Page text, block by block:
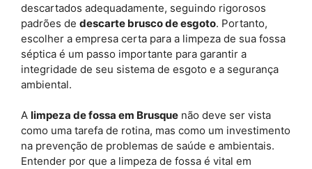
descartados adequadamente, seguindo rigorosos
padrões de descarte brusco de esgoto. Portanto,
escolher a empresa certa para a limpeza de sua fossa
séptica é um passo importante para garantir a
integridade de seu sistema de esgoto e a segurança
ambiental.
A limpeza de fossa em Brusque não deve ser vista
como uma tarefa de rotina, mas como um investimento
na prevenção de problemas de saúde e ambientais.
Entender por que a limpeza de fossa é vital em